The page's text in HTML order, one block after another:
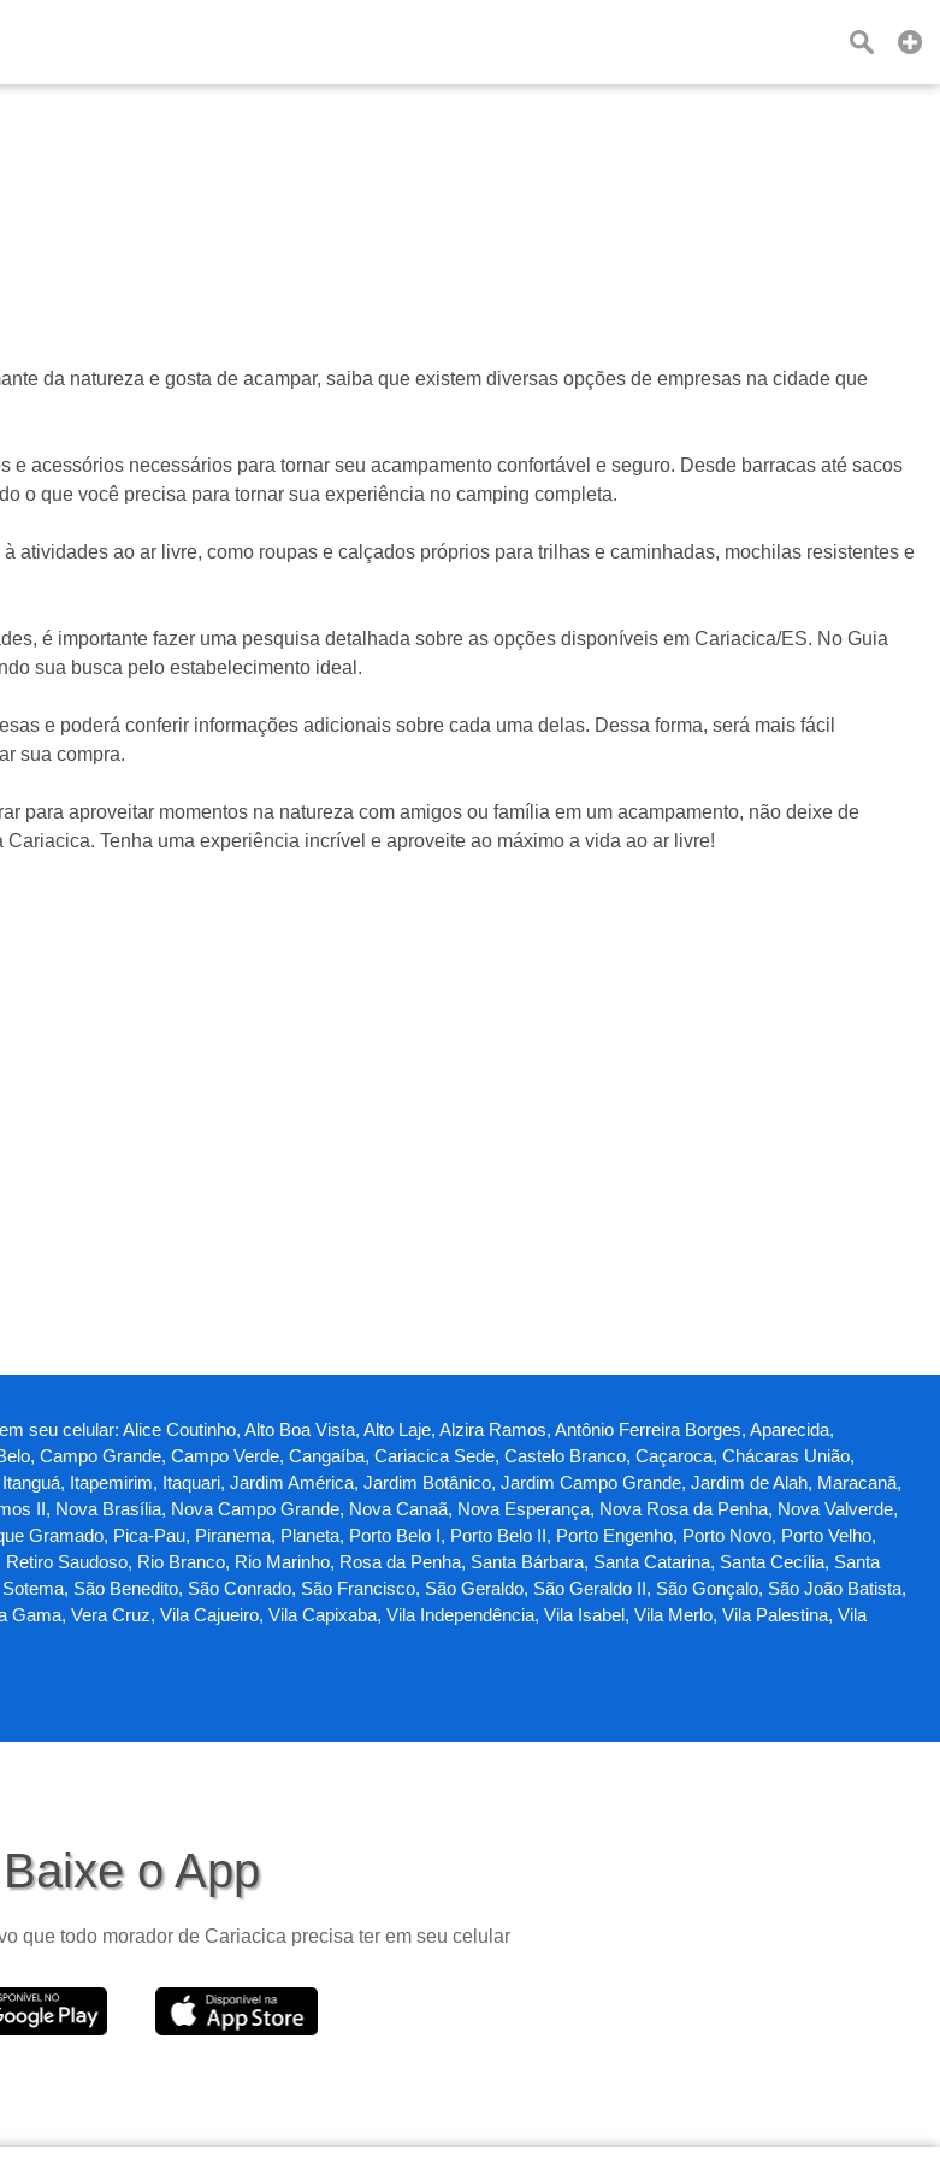
da natureza e gosta de acampar, saiba que existem diversas opções de empresas na cidade que
acessórios necessários para tornar seu acampamento confortável e seguro. Desde barracas até sacos
o que você precisa para tornar sua experiência no camping completa.
atividades ao ar livre, como roupas e calçados próprios para trilhas e caminhadas, mochilas resistentes e
é importante fazer uma pesquisa detalhada sobre as opções disponíveis em Cariacica/ES. No Guia
sua busca pelo estabelecimento ideal.
e poderá conferir informações adicionais sobre cada uma delas. Dessa forma, será mais fácil
sua compra.
para aproveitar momentos na natureza com amigos ou família em um acampamento, não deixe de
Tenha uma experiência incrível e aproveite ao máximo a vida ao ar livre!
seu celular: Alice Coutinho, Alto Boa Vista, Alto Laje, Alzira Ramos, Antônio Ferreira Borges, Aparecida,
Campo Grande, Campo Verde, Cangaíba, Cariacica Sede, Castelo Branco, Caçaroca, Chácaras União,
Itapemirim, Itaquari, Jardim América, Jardim Botânico, Jardim Campo Grande, Jardim de Alah, Maracanã,
II, Nova Brasília, Nova Campo Grande, Nova Canaã, Nova Esperança, Nova Rosa da Penha, Nova Valverde,
Gramado, Pica-Pau, Piranema, Planeta, Porto Belo I, Porto Belo II, Porto Engenho, Porto Novo, Porto Velho,
Saudoso, Rio Branco, Rio Marinho, Rosa da Penha, Santa Bárbara, Santa Catarina, Santa Cecília, Santa
São Benedito, São Conrado, São Francisco, São Geraldo, São Geraldo II, São Gonçalo, São João Batista,
Vera Cruz, Vila Cajueiro, Vila Capixaba, Vila Independência, Vila Isabel, Vila Merlo, Vila Palestina, Vila
Baixe o App
que todo morador de Cariacica precisa ter em seu celular